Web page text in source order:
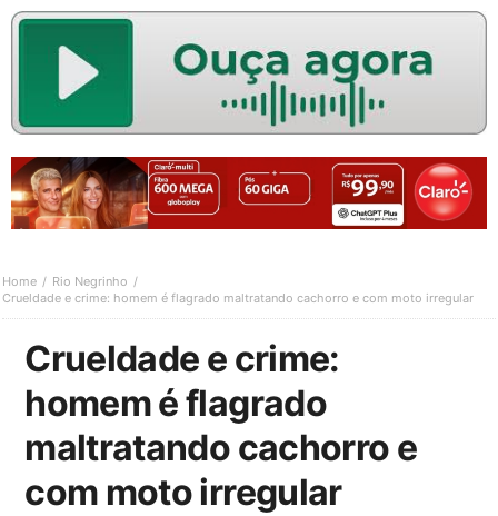
Home
Rio Negrinho
Crueldade e crime: homem é flagrado maltratando cachorro e com moto irregular
Crueldade e crime:
homem é flagrado
maltratando cachorro e
com moto irregular